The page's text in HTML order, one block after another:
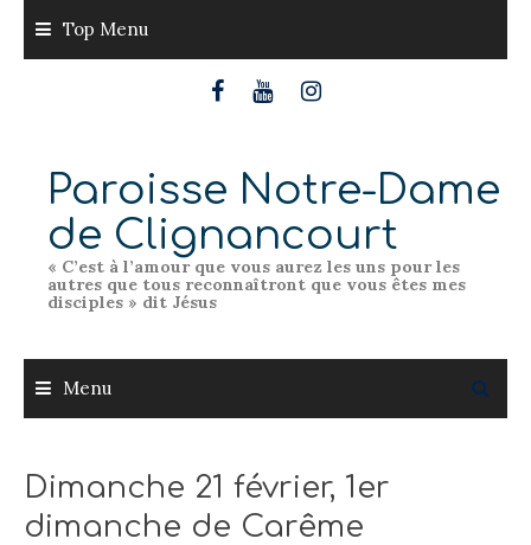
content
Top Menu
Paroisse Notre-Dame
de Clignancourt
« C’est à l’amour que vous aurez les uns pour les
autres que tous reconnaîtront que vous êtes mes
disciples » dit Jésus
Menu
Dimanche 21 février, 1er
dimanche de Carême